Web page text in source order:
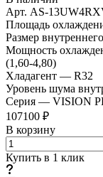
Арт. AS-
Площадь
Размер
Мощность
(1,60-4,80)
Хладагент — R32
Уровень шума
Серия — VISION
107100 ₽
В корзину
Купить в 1 клик